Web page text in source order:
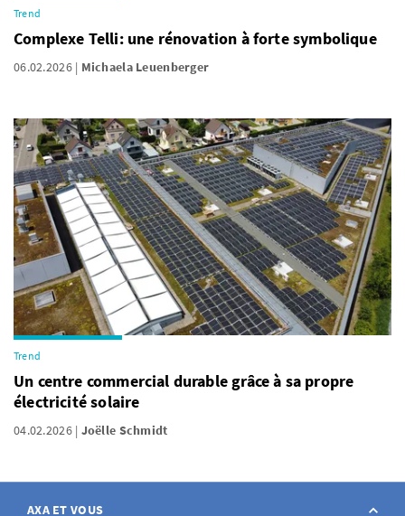
Trend
Complexe Telli: une rénovation à forte symbolique
06.02.2026 Michaela Leuenberger
Trend
Un centre commercial durable grâce à sa propre
électricité solaire
04.02.2026 Joëlle Schmidt
AXA ET VOUS